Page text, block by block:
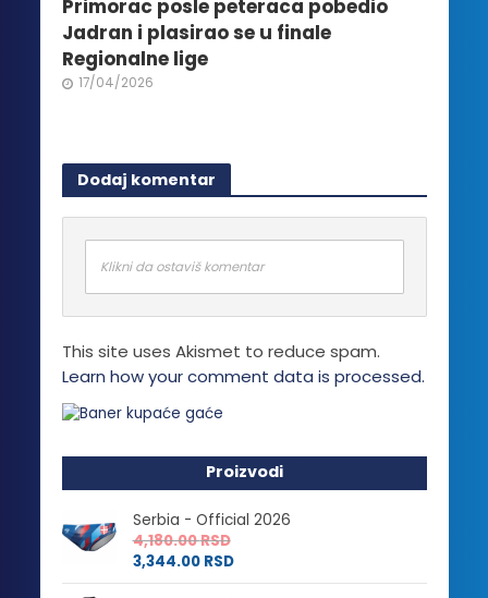
Primorac posle peteraca pobedio
Jadran i plasirao se u finale
Regionalne lige
17/04/2026
Dodaj komentar
Klikni da ostaviš komentar
This site uses Akismet to reduce spam.
Learn how your comment data is processed.
Proizvodi
Serbia - Official 2026
4,180.00RSD
3,344.00 RSD